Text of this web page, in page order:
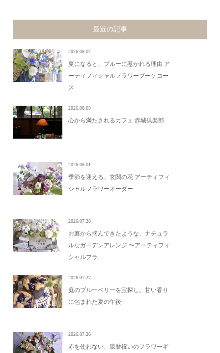
最近の記事
2026.08.07
夏になると、ブルーに惹かれる理由 ア
ーティフィシャルフラワーブーケコー
ス
2026.08.03
心から満たされるカフェ 赤城倶楽部
2026.08.01
季節を迎える、玄関の花 アーティフィ
シャルフラワーオーダー
2026.07.28
お庭から摘んできたような、ナチュラ
ルなガーデンアレンジ 〜アーティフィ
シャルフラ...
2026.07.27
庭のブルーベリーを宝探し。甘い香り
に包まれた夏の午後
2026.07.26
赤を使わない、還暦祝いのフラワーギ